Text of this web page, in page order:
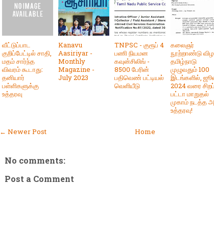
வீட்டுப்பாட
குறிப்பேட்டில் சாதி,
மதம் சார்ந்த
விவரம் கூடாது:
தனியார்
பள்ளிகளுக்கு
உத்தரவு
Kanavu
Aasiriyar -
Monthly
Magazine -
July 2023
TNPSC - குரூப் 4
பணி நியமன
கவுன்சிலிங் -
8500 பேரின்
பதிவெண் பட்டியல்
வெளியீடு
கலைஞர்
நூற்றாண்டு
தமிழ்நாடு
முழுவதும் 100
இடங்களில்,
2024 வரை
பட்டா மாறுதல்
முகாம் நடத்த
உத்தரவு!
← Newer Post Home
No comments:
Post a Comment